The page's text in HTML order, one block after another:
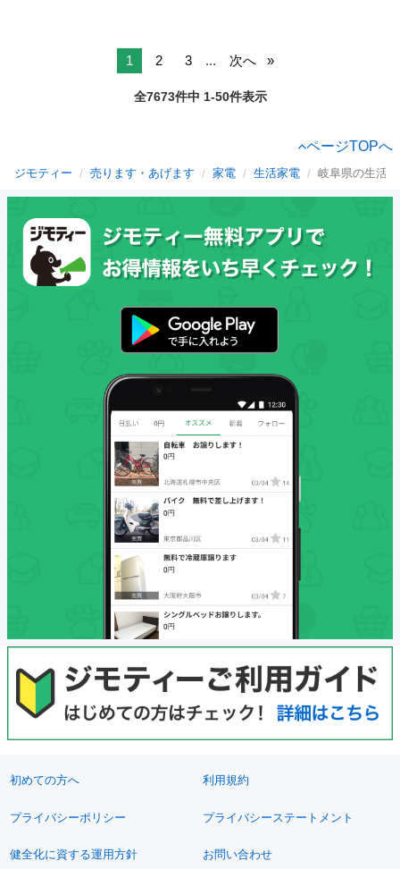
1 2 3 ... 次へ
全7673件中 1-50件表示
ページTOPへ
ジモティー 売ります・あげます 家電 生活家電 岐阜県の生活
初めての方へ 利用規約
プライバシーポリシー プライバシーステートメント
健全化に資する運用方針 お問い合わせ